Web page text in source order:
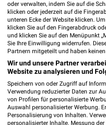
hagebaumarkt
Donau-
94486
Heute 08:00 -
25,85 km
hagebaumarkt
Posener Str. 21
94315 Straubing
oder verwalten, indem Sie auf die
klicken oder jederzeit auf die
unteren Ecke der Website klicken.
klicken Sie auf den Fingerabdruck
und klicken Sie auf den Menüpunkt
Sie Ihre Einwilligung widerrufen.
Partnern mitgeteilt und haben
Wir und unsere Partner
Website zu analysieren und
Speichern von oder Zugriff auf
Verwendung reduzierter Daten zur
von Profilen für personalisierte
Auswahl personalisierter Werbung.
Personalisierung von Inhalten.
personalisierter Inhalte. Messung